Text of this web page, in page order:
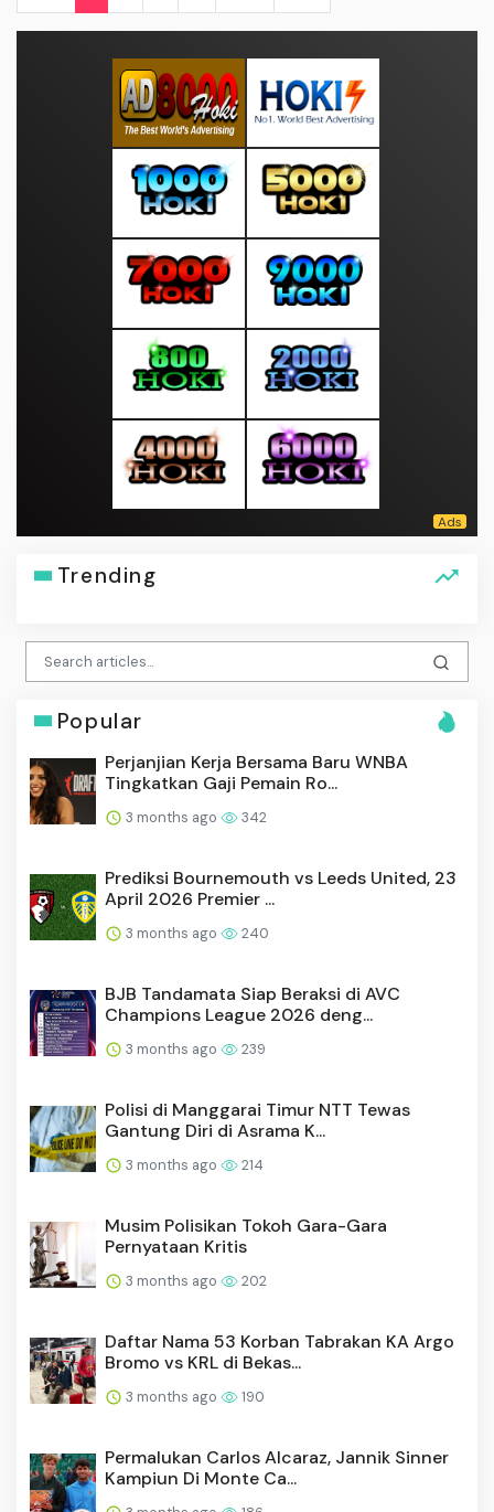
Trending
Popular
Perjanjian Kerja Bersama Baru WNBA
Tingkatkan Gaji Pemain Ro...
3 months ago 342
Prediksi Bournemouth vs Leeds United, 23
April 2026 Premier ...
3 months ago 240
BJB Tandamata Siap Beraksi di AVC
Champions League 2026 deng...
3 months ago 239
Polisi di Manggarai Timur NTT Tewas
Gantung Diri di Asrama K...
3 months ago 214
Musim Polisikan Tokoh Gara-Gara
Pernyataan Kritis
3 months ago 202
Daftar Nama 53 Korban Tabrakan KA Argo
Bromo vs KRL di Bekas...
3 months ago 190
Permalukan Carlos Alcaraz, Jannik Sinner
Kampiun Di Monte Ca...